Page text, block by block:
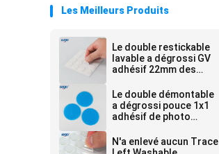
Les Meilleurs Produits
Le double restickable
lavable a dégrossi GV
adhésif 22mm des
aucun résidu
Le double démontable
a dégrossi pouce 1x1
adhésif de photo
aucun Trace Left
N'a enlevé aucun Trace